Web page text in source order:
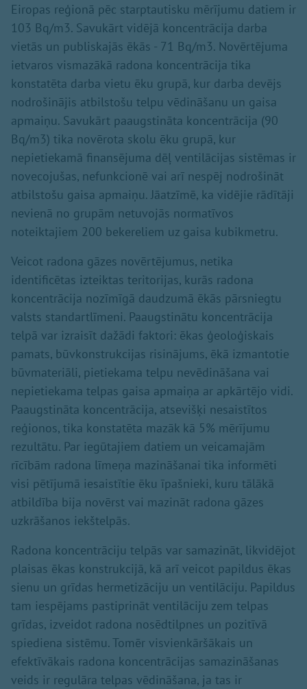
Eiropas reģionā pēc starptautisku mērījumu datiem ir
103 Bq/m3. Savukārt vidējā koncentrācija darba
vietās un publiskajās ēkās - 71 Bq/m3. Novērtējuma
ietvaros vismazākā radona koncentrācija tika
konstatēta darba vietu ēku grupā, kur darba devējs
nodrošinājis atbilstošu telpu vēdināšanu un gaisa
apmaiņu. Savukārt paaugstināta koncentrācija (90
Bq/m3) tika novērota skolu ēku grupā, kur
nepietiekamā finansējuma dēļ ventilācijas sistēmas ir
novecojušas, nefunkcionē vai arī nespēj nodrošināt
atbilstošu gaisa apmaiņu. Jāatzīmē, ka vidējie rādītāji
nevienā no grupām netuvojās normatīvos
noteiktajiem 200 bekereliem uz gaisa kubikmetru.
Veicot radona gāzes novērtējumus, netika
identificētas izteiktas teritorijas, kurās radona
koncentrācija nozīmīgā daudzumā ēkās pārsniegtu
valsts standartlīmeni. Paaugstinātu koncentrācija
telpā var izraisīt dažādi faktori: ēkas ģeoloģiskais
pamats, būvkonstrukcijas risinājums, ēkā izmantotie
būvmateriāli, pietiekama telpu nevēdināšana vai
nepietiekama telpas gaisa apmaiņa ar apkārtējo vidi.
Paaugstināta koncentrācija, atsevišķi nesaistītos
reģionos, tika konstatēta mazāk kā 5% mērījumu
rezultātu. Par iegūtajiem datiem un veicamajām
rīcībām radona līmeņa mazināšanai tika informēti
visi pētījumā iesaistītie ēku īpašnieki, kuru tālākā
atbildība bija novērst vai mazināt radona gāzes
uzkrāšanos iekštelpās.
Radona koncentrāciju telpās var samazināt, likvidējot
plaisas ēkas konstrukcijā, kā arī veicot papildus ēkas
sienu un grīdas hermetizāciju un ventilāciju. Papildus
tam iespējams pastiprināt ventilāciju zem telpas
grīdas, izveidot radona nosēdtilpnes un pozitīvā
spiediena sistēmu. Tomēr visvienkāršākais un
efektīvākais radona koncentrācijas samazināšanas
veids ir regulāra telpas vēdināšana, ja tas ir